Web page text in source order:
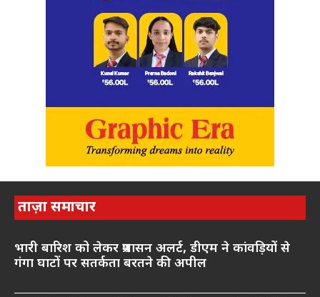
ताज़ा समाचार
भारी बारिश को लेकर प्रशासन अलर्ट, डीएम ने कांवड़ियों से
गंगा घाटों पर सतर्कता बरतने की अपील